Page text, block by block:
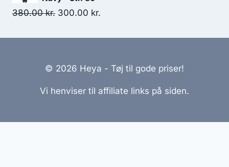
219.95 kr..
380.00kr. Original
300.00 kr.
© 2026 Heya - Tøj til gode priser!
Vi henviser til affiliate links på siden.